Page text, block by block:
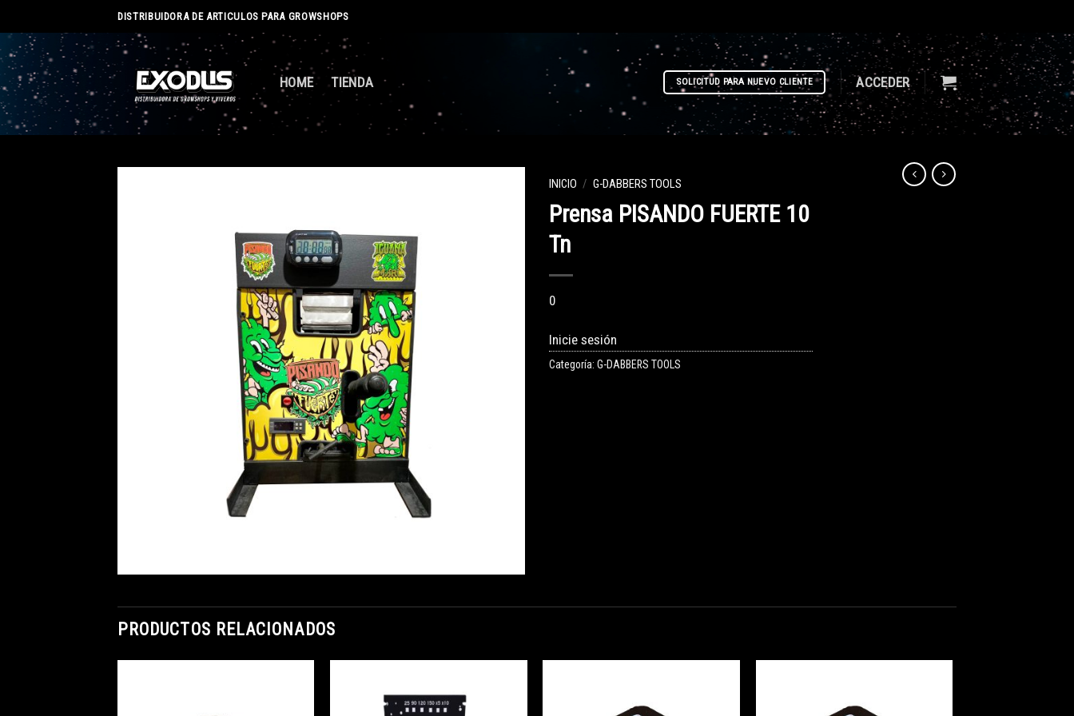
to
content
DISTRIBUIDORA DE ARTICULOS PARA GROWSHOPS
HOME TIENDA SOLICITUD PARA NUEVO CLIENTE ACCEDER
INICIO / G-DABBERS TOOLS
Prensa PISANDO FUERTE 10
Tn
0
Inicie sesión
Categoría: G-DABBERS TOOLS
PRODUCTOS RELACIONADOS